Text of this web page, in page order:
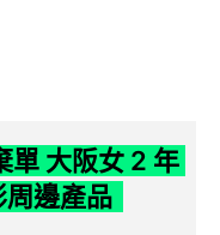
單 大阪女 2 年
邊產品